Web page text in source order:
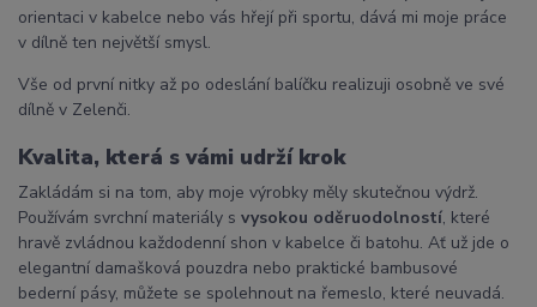
orientaci v kabelce nebo vás hřejí při sportu, dává mi moje práce
v dílně ten největší smysl.
Vše od první nitky až po odeslání balíčku realizuji osobně ve své
dílně v Zelenči.
Kvalita, která s vámi udrží krok
Zakládám si na tom, aby moje výrobky měly skutečnou výdrž.
Používám svrchní materiály s vysokou oděruodolností, které
hravě zvládnou každodenní shon v kabelce či batohu. Ať už jde o
elegantní damašková pouzdra nebo praktické bambusové
bederní pásy, můžete se spolehnout na řemeslo, které neuvadá.